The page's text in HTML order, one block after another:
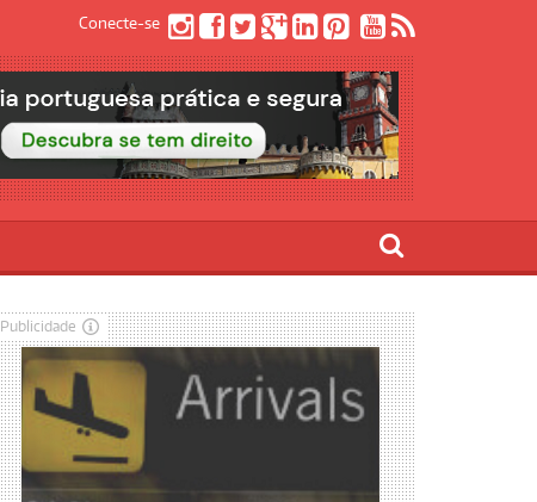
Conecte-se
Publicidade